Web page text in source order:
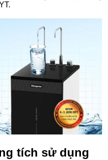
tích sử dụng